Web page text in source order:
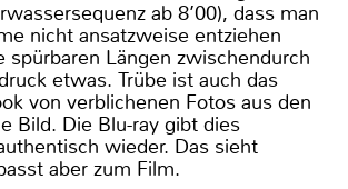
ab 8’00), dass man
nicht ansatzweise entziehen
spürbaren Längen zwischendurch
etwas. Trübe ist auch das
von verblichenen Fotos aus den
Bild. Die Blu-ray gibt dies
wieder. Das sieht
aber zum Film.